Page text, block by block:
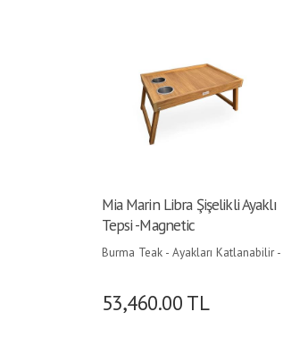
Mia Marin Libra Şişelikli Ayaklı
Tepsi -Magnetic
Burma Teak - Ayakları Katlanabilir -
53,460.00 TL